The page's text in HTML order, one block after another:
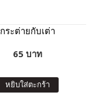
กระต่ายกับเต่า
65 บาท
หยิบใส่ตะกร้า